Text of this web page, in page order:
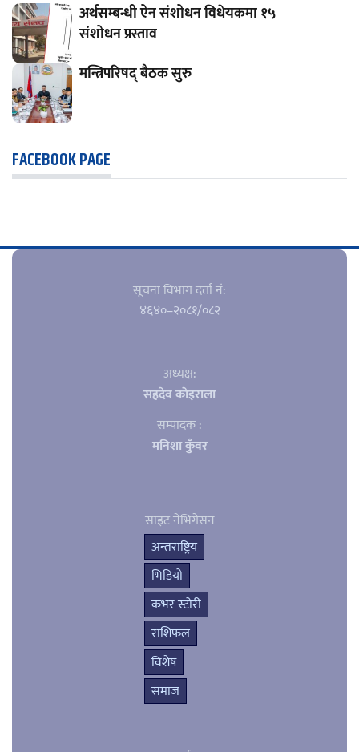
अर्थसम्बन्धी ऐन संशोधन विधेयकमा १५
संशोधन प्रस्ताव
मन्त्रिपरिषद् बैठक सुरु
FACEBOOK PAGE
सूचना विभाग दर्ता नं‍:
४६४०–२०८१/०८२
अध्यक्ष:
सहदेव काेइराला
सम्पादक :
मनिशा कुँवर
साइट नेभिगेसन
अन्तराष्ट्रिय
भिडियो
कभर स्टोरी
राशिफल
विशेष
समाज